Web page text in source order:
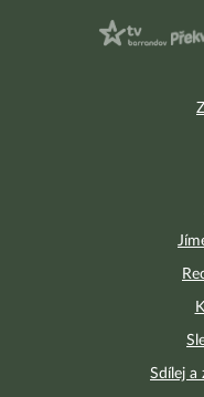
Sdílej a